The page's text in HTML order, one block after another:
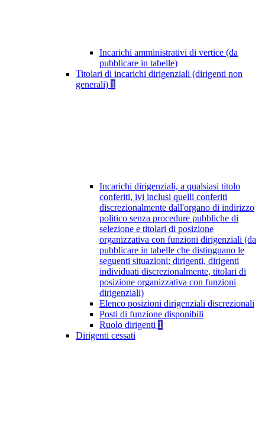
Incarichi amministrativi di vertice (da
pubblicare in tabelle)
Titolari di incarichi dirigenziali (dirigenti non
generali) 1
Incarichi dirigenziali, a qualsiasi titolo
conferiti, ivi inclusi quelli conferiti
discrezionalmente dall'organo di indirizzo
politico senza procedure pubbliche di
selezione e titolari di posizione
organizzativa con funzioni dirigenziali (da
pubblicare in tabelle che distinguano le
seguenti situazioni: dirigenti, dirigenti
individuati discrezionalmente, titolari di
posizione organizzativa con funzioni
dirigenziali)
Elenco posizioni dirigenziali discrezionali
Posti di funzione disponibili
Ruolo dirigenti 1
Dirigenti cessati